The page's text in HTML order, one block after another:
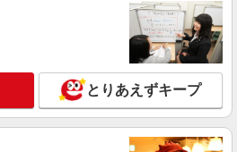
とりあえずキープ